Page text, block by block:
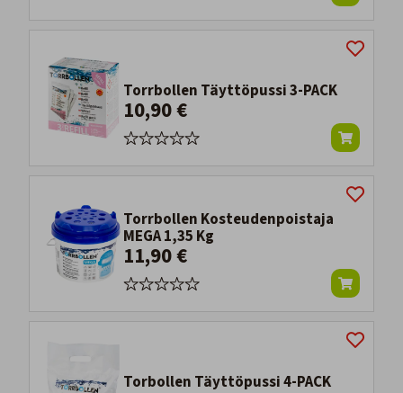
Torrbollen Täyttöpussi 3-PACK
10,90 €
Torrbollen Kosteudenpoistaja
MEGA 1,35 Kg
11,90 €
Torbollen Täyttöpussi 4-PACK